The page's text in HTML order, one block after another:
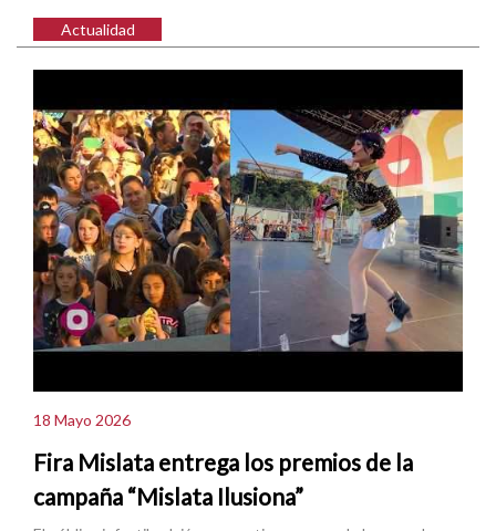
Actualidad
18 Mayo 2026
Fira Mislata entrega los premios de la
campaña “Mislata Ilusiona”